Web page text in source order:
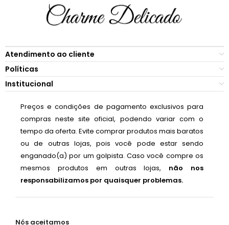
Atendimento ao cliente
Políticas
Institucional
Preços e condições de pagamento exclusivos para
compras neste site oficial, podendo variar com o
tempo da oferta. Evite comprar produtos mais baratos
ou de outras lojas, pois você pode estar sendo
enganado(a) por um golpista. Caso você compre os
mesmos produtos em outras lojas, não nos
responsabilizamos por quaisquer problemas.
Nós aceitamos